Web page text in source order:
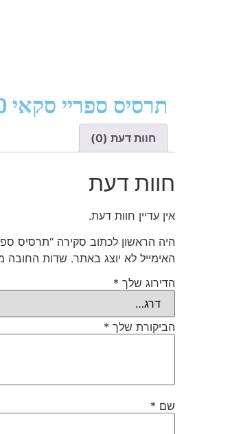
תרסיס ספריי סקאי 450 מ"ל בריחות שונים
חוות דעת (0)
חוות דעת
אין עדיין חוות דעת.
היה הראשון לכתוב סקירה “תרסיס ספריי סקאי 450 מ"ל
האימייל לא יוצג באתר. שדות החובה
הדירוג שלך *
הביקורת שלך *
שם *